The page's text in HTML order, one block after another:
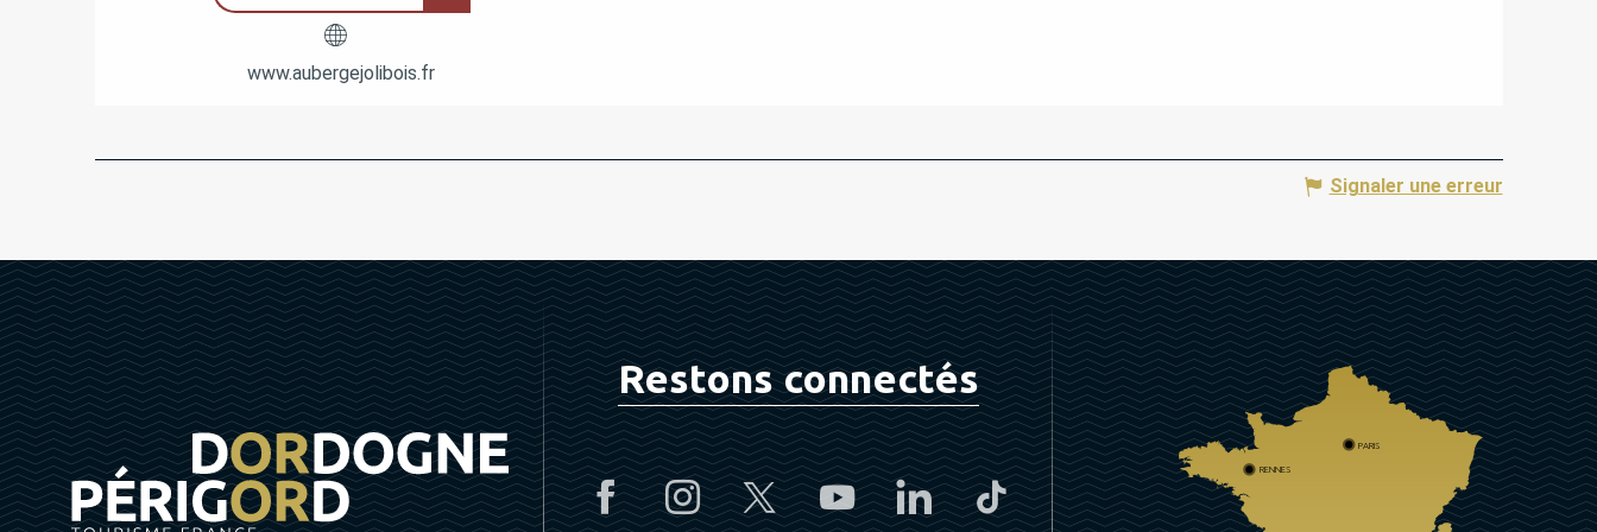
www.aubergejolibois.fr
Signaler une erreur
Restons connectés
PARIS
RENNES